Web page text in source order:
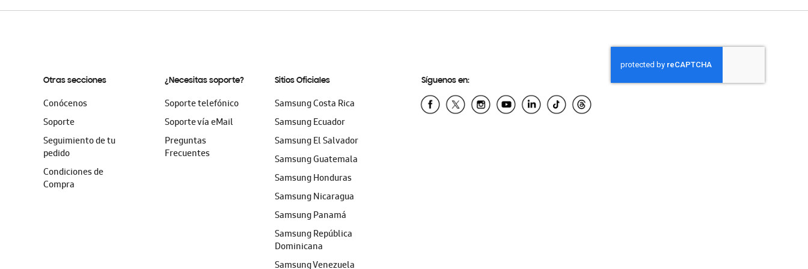
Otras secciones
Conócenos
Soporte
Seguimiento de tu
pedido
Condiciones de
Compra
¿Necesitas soporte?
Soporte telefónico
Soporte vía eMail
Preguntas
Frecuentes
Sitios Oficiales
Samsung Costa Rica
Samsung Ecuador
Samsung El Salvador
Samsung Guatemala
Samsung Honduras
Samsung Nicaragua
Samsung Panamá
Samsung República
Dominicana
Samsung Venezuela
Síguenos en: